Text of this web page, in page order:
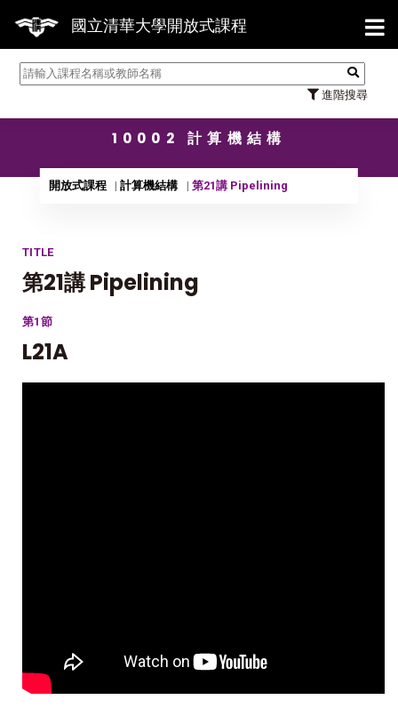
國立清華大學開放式課程
進階搜尋
【
10002 計算機結構
開放式課程 計算機結構 第21講 Pipelining
TITLE
第21講 Pipelining
第1節
L21A